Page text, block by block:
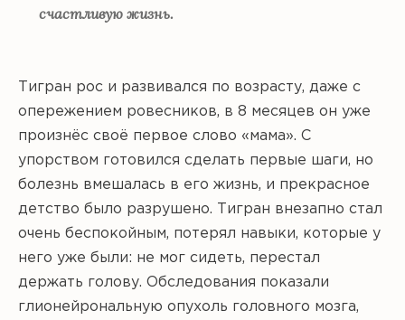
счастливую жизнь.
Тигран рос и развивался по возрасту, даже с
опережением ровесников, в 8 месяцев он уже
произнёс своё первое слово «мама». С
упорством готовился сделать первые шаги, но
болезнь вмешалась в его жизнь, и прекрасное
детство было разрушено. Тигран внезапно стал
очень беспокойным, потерял навыки, которые у
него уже были: не мог сидеть, перестал
держать голову. Обследования показали
глионейрональную опухоль головного мозга,